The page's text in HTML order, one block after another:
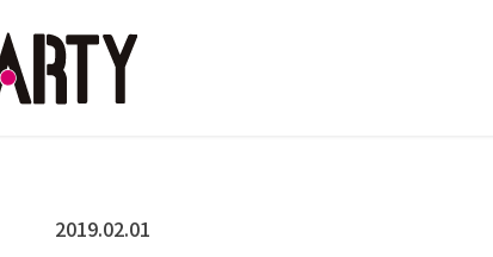
2019.02.01